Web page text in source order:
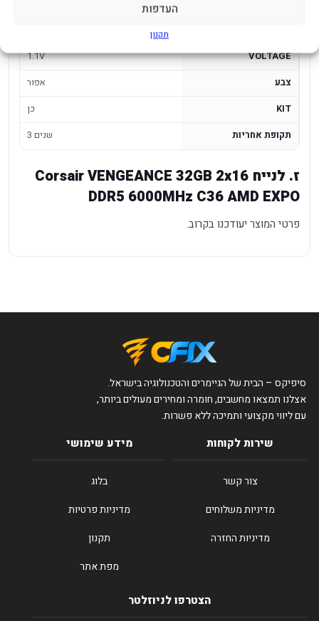
העדפות
תקנון
VOLTAGE
1.1V
צבע
אפור
KIT
כן
תקופת אחריות
3 שנים
ז. לנייח Corsair VENGEANCE 32GB 2x16
DDR5 6000MHz C36 AMD EXPO
פרטי המוצר יעודכנו בקרוב.
סיפיקס – הבית של הגיימרים והטכנולוגיה בישראל.
אצלנו תמצאו מחשבים, חומרה ומחירים מעולים ביותר,
עם ליווי מקצועי ותמיכה ללא פשרות.
שירות לקוחות
צור קשר
מדיניות משלוחים
מדיניות החזרה
מידע שימושי
בלוג
מדיניות פרטיות
תקנון
מפת אתר
הצטרפו לניוזלטר